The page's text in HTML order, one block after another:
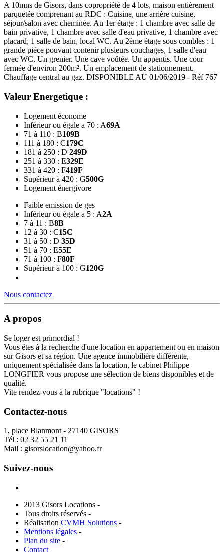
A 10mns de Gisors, dans copropriété de 4 lots, maison entièrement
parquetée comprenant au RDC : Cuisine, une arrière cuisine,
séjour/salon avec cheminée. Au 1er étage : 1 chambre avec salle de
bain privative, 1 chambre avec salle d'eau privative, 1 chambre avec
placard, 1 salle de bain, local WC. Au 2ème étage sous combles : 1
grande pièce pouvant contenir plusieurs couchages, 1 salle d'eau
avec WC. Un grenier. Une cave voûtée. Un appentis. Une cour
fermée d'environ 200m². Un emplacement de stationnement.
Chauffage central au gaz. DISPONIBLE AU 01/06/2019 - Réf 767
Valeur Energetique :
Logement économe
Inférieur ou égale a 70 : A69A
71 à 110 : B109B
111 à 180 : C179C
181 à 250 : D 249D
251 à 330 : E329E
331 à 420 : F419F
Supérieur à 420 : G500G
Logement énergivore
Faible emission de ges
Inférieur ou égale a 5 : A2A
7 à 11 : B8B
12 à 30 : C15C
31 à 50 : D 35D
51 à 70 : E55E
71 à 100 : F80F
Supérieur à 100 : G120G
Nous contactez
A propos
Se loger est primordial !
Vous êtes à la recherche d'une location en appartement ou en maison
sur Gisors et sa région. Une agence immobilière différente,
uniquement spécialisée dans la location, le cabinet Philippe
LONGFIER vous propose une sélection de biens disponibles et de
qualité.
Vite rendez-vous à la rubrique "locations" !
Contactez-nous
1, place Blanmont - 27140 GISORS
Tél : 02 32 55 21 11
Mail : gisorslocation@yahoo.fr
Suivez-nous
2013 Gisors Locations -
Tous droits réservés -
Réalisation CVMH Solutions -
Mentions légales -
Plan du site -
Contact